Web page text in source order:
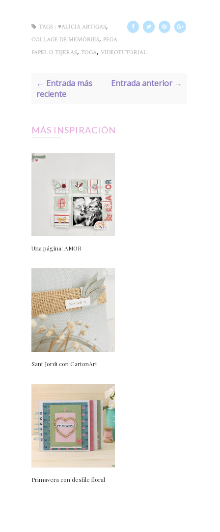
TAGS : ♥ALÍCIA ARTIGAS,
COLLAGE DE MEMÒRIES, PEGA
PAPEL O TIJERAS, TOGA, VIDEOTUTORIAL
← Entrada más
reciente
Entrada anterior →
MÁS INSPIRACIÓN
Una página: AMOR
Sant Jordi con CartonArt
Primavera con desfile floral